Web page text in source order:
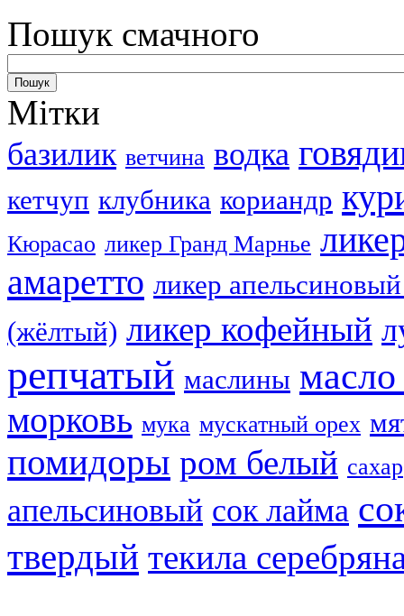
Пошук смачного
Мітки
базилик ветчина водка
кетчуп клубника кориандр
Кюрасао ликер Гранд Марнье
амаретто ликер
(жёлтый) ликер кофейный
репчатый маслины масло
морковь мука мускатный орех
помидоры ром белый сахар
апельсиновый сок лайма
твердый текила